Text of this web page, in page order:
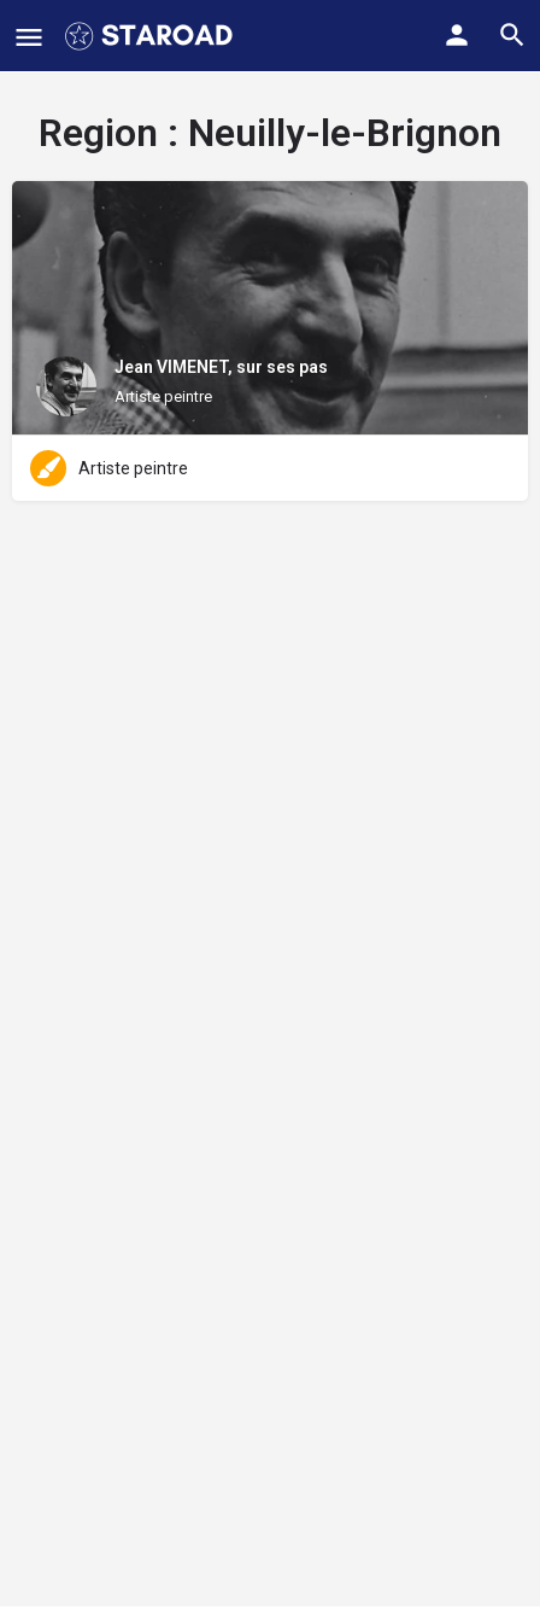
Region : Neuilly-le-Brignon
Jean VIMENET, sur ses pas
Artiste peintre
Artiste peintre